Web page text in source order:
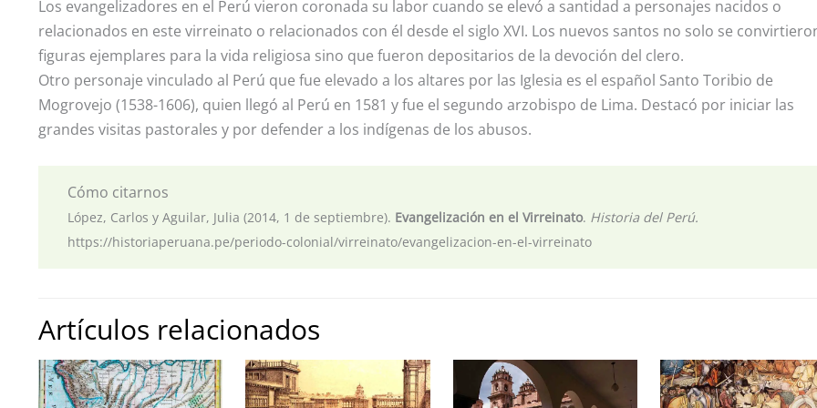
Los evangelizadores en el Perú vieron coronada su labor cuando se elevó a santidad a personajes nacidos o
relacionados en este virreinato o relacionados con él desde el siglo XVI. Los nuevos santos no solo se
figuras ejemplares para la vida religiosa sino que fueron depositarios de la devoción del clero.
Otro personaje vinculado al Perú que fue elevado a los altares por las Iglesia es el español Santo Toribio de
Mogrovejo (1538-1606), quien llegó al Perú en 1581 y fue el segundo arzobispo de Lima. Destacó por iniciar las
grandes visitas pastorales y por defender a los indígenas de los abusos.
Cómo citarnos
López, Carlos y Aguilar, Julia (2014, 1 de septiembre). Evangelización en el Virreinato. Historia del Perú.
https://historiaperuana.pe/periodo-colonial/virreinato/evangelizacion-en-el-virreinato
Artículos relacionados